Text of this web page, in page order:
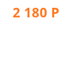
2 180 Р